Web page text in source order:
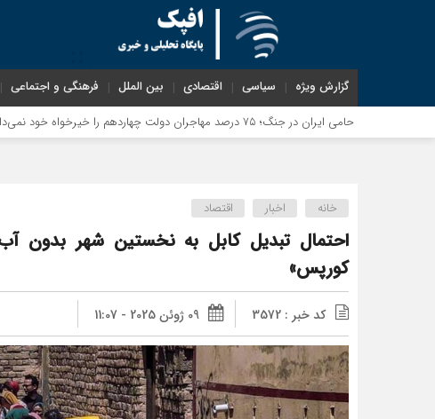
گزارش ویژه سیاسی اقتصادی بین الملل فرهنگی و اجتماعی
خانه اخبار اقتصاد
کورپس»
کد خبر : 3572 09 ژوئن 2025 - 11:07